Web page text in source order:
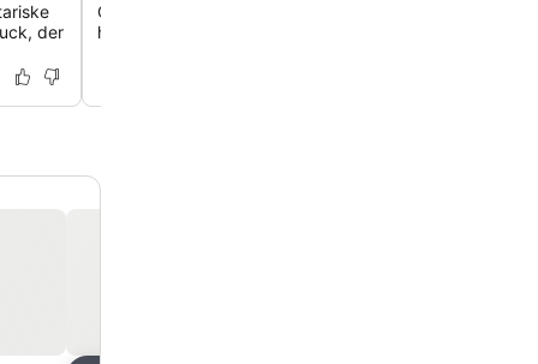
der
Oplev betagende udsigter over Østersøen og den
havn fra mange værelser og fællesområder.